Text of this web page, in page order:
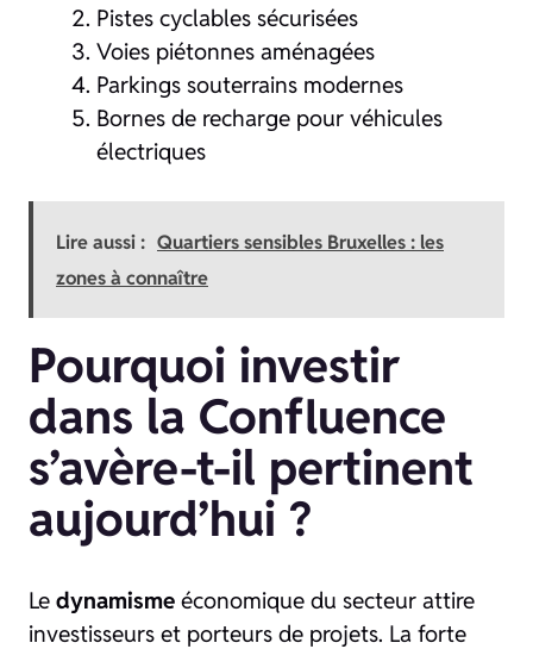
Pistes cyclables sécurisées
Voies piétonnes aménagées
Parkings souterrains modernes
Bornes de recharge pour véhicules
électriques
Lire aussi : Quartiers sensibles Bruxelles : les
zones à connaître
Pourquoi investir
dans la Confluence
s’avère-t-il pertinent
aujourd’hui ?
Le dynamisme économique du secteur attire
investisseurs et porteurs de projets. La forte